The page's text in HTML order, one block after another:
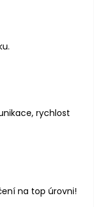
z 5 hvězdiček.
z 5 hvězdiček.
rychlost
z 5 hvězdiček.
na top úrovni!